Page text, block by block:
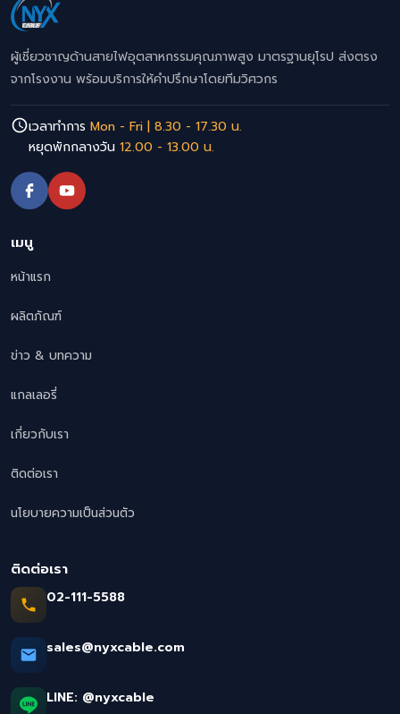
ผู้เชี่ยวชาญด้านสายไฟอุตสาหกรรมคุณภาพสูง มาตรฐานยุโรป ส่งตรง
จากโรงงาน พร้อมบริการให้คำปรึกษาโดยทีมวิศวกร
เวลาทำการ Mon - Fri | 8.30 - 17.30 น.
หยุดพักกลางวัน 12.00 - 13.00 น.
เมนู
หน้าแรก
ผลิตภัณฑ์
ข่าว & บทความ
แกลเลอรี่
เกี่ยวกับเรา
ติดต่อเรา
นโยบายความเป็นส่วนตัว
ติดต่อเรา
02-111-5588
sales@nyxcable.com
LINE: @nyxcable